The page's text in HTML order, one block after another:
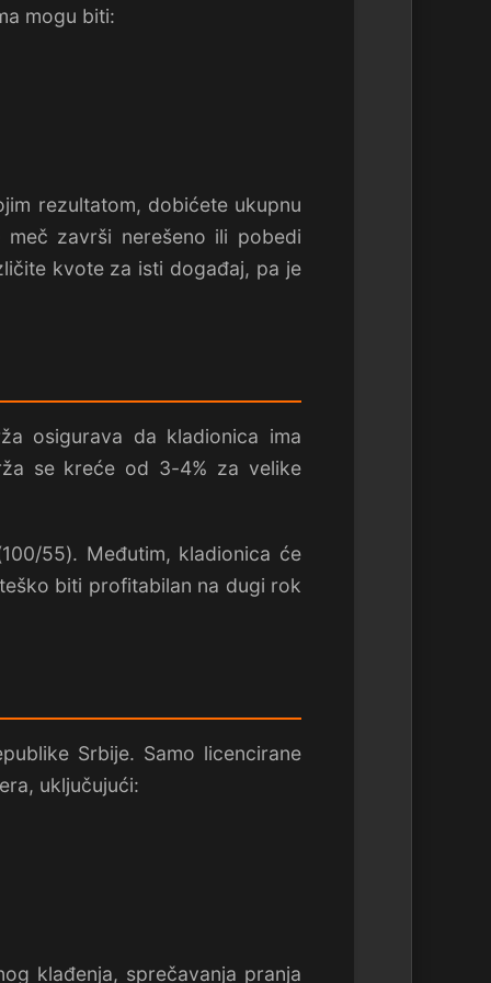
mogu biti:
rezultatom, dobićete ukupnu
završi nerešeno ili pobedi
kvote za isti događaj, pa je
osigurava da kladionica ima
se kreće od 3-4% za velike
55). Međutim, kladionica će
biti profitabilan na dugi rok
Srbije. Samo licencirane
uključujući:
klađenja, sprečavanja pranja